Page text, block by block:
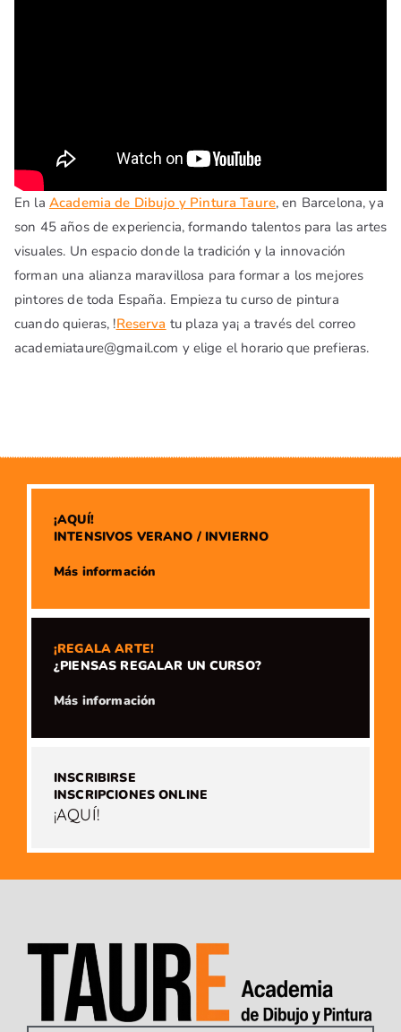
En la Academia de Dibujo y Pintura Taure, en Barcelona, ya
son 45 años de experiencia, formando talentos para las artes
visuales. Un espacio donde la tradición y la innovación
forman una alianza maravillosa para formar a los mejores
pintores de toda España. Empieza tu curso de pintura
cuando quieras, !Reserva tu plaza ya¡ a través del correo
academiataure@gmail.com y elige el horario que prefieras.
¡AQUÍ!
INTENSIVOS VERANO / INVIERNO
​Más información
¡REGALA ARTE!
¿PIENSAS REGALAR UN CURSO?
​Más información
INSCRIBIRSE
INSCRIPCIONES ONLINE
¡AQUÍ!